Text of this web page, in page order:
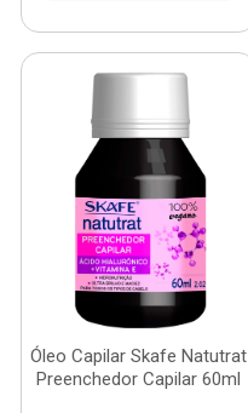
Óleo Capilar Skafe Natutrat
Preenchedor Capilar 60ml